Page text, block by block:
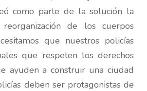
como parte de la solución la
de los cuerpos
que nuestros policías
que respeten los derechos
ayuden a construir una ciudad
deben ser protagonistas de